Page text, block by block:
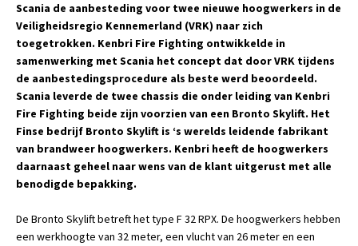
Scania de aanbesteding voor twee nieuwe hoogwerkers in de
Veiligheidsregio Kennemerland (VRK) naar zich
toegetrokken. Kenbri Fire Fighting ontwikkelde in
samenwerking met Scania het concept dat door VRK tijdens
de aanbestedingsprocedure als beste werd beoordeeld.
Scania leverde de twee chassis die onder leiding van Kenbri
Fire Fighting beide zijn voorzien van een Bronto Skylift. Het
Finse bedrijf Bronto Skylift is ‘s werelds leidende fabrikant
van brandweer hoogwerkers. Kenbri heeft de hoogwerkers
daarnaast geheel naar wens van de klant uitgerust met alle
benodigde bepakking.
De Bronto Skylift betreft het type F 32 RPX. De hoogwerkers hebben
een werkhoogte van 32 meter, een vlucht van 26 meter en een